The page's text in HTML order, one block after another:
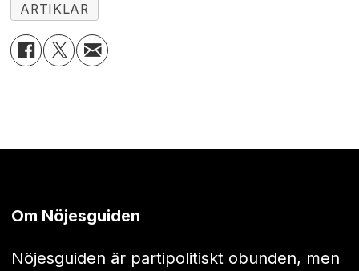
ARTIKLAR
Om Nöjesguiden
Nöjesguiden är partipolitiskt obunden, men